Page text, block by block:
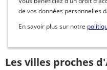
de vos données personnelles
En savoir plus sur notre
Les villes proches